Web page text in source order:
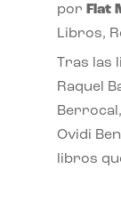
por Flat
Libros,
Tras las
Raquel
Ovidi
libros